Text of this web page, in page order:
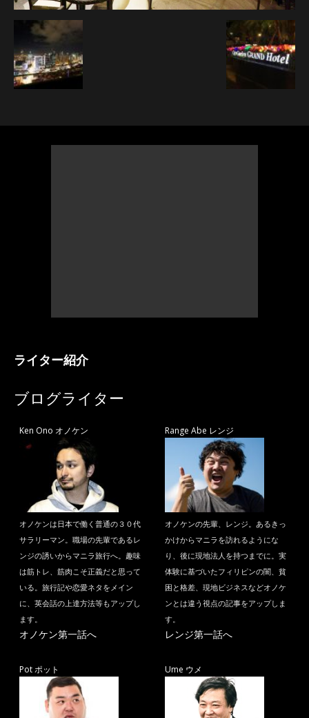
ライター紹介
ブログライター
Ken Ono オノケン
オノケンは日本で働く普通の３０代
サラリーマン。職場の先輩であるレ
ンジの誘いからマニラ旅行へ。趣味
は筋トレ、筋肉こそ正義だと思って
いる。旅行記や恋愛ネタをメイン
に、英会話の上達方法等もアップし
ます。
オノケン第一話へ
Range Abe レンジ
オノケンの先輩、レンジ。あるきっ
かけからマニラを訪れるようにな
り、後に現地法人を持つまでに。実
体験に基づいたフィリピンの闇、貧
困と格差、現地ビジネスなどオノケ
ンとは違う視点の記事をアップしま
す。
レンジ第一話へ
Pot ポット Ume ウメ